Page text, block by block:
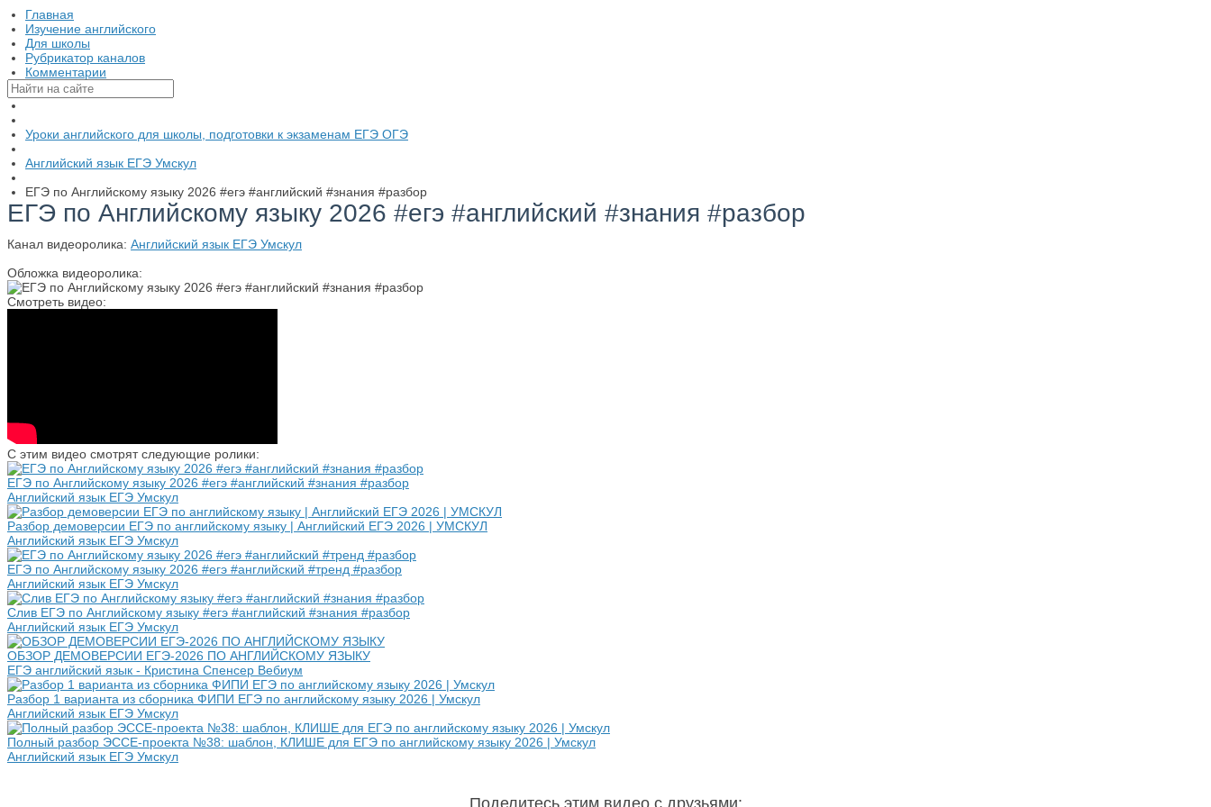
Главная
Изучение английского
Для школы
Рубрикатор каналов
Комментарии
Уроки английского для школы, подготовки к экзаменам ЕГЭ ОГЭ
Английский язык ЕГЭ Умскул
ЕГЭ по Английскому языку 2026 #егэ #английский #знания #разбор
ЕГЭ по Английскому языку 2026 #егэ #английский #знания #разбор
Канал видеоролика: Английский язык ЕГЭ Умскул
Обложка видеоролика:
Смотреть видео:
С этим видео смотрят следующие ролики:
ЕГЭ по Английскому языку 2026 #егэ #английский #знания #разбор
Английский язык ЕГЭ Умскул
Разбор демоверсии ЕГЭ по английскому языку | Английский ЕГЭ 2026 | УМСКУЛ
Английский язык ЕГЭ Умскул
ЕГЭ по Английскому языку 2026 #егэ #английский #тренд #разбор
Английский язык ЕГЭ Умскул
Слив ЕГЭ по Английскому языку #егэ #английский #знания #разбор
Английский язык ЕГЭ Умскул
ОБЗОР ДЕМОВЕРСИИ ЕГЭ-2026 ПО АНГЛИЙСКОМУ ЯЗЫКУ
ЕГЭ английский язык - Кристина Спенсер Вебиум
Разбор 1 варианта из сборника ФИПИ ЕГЭ по английскому языку 2026 | Умскул
Английский язык ЕГЭ Умскул
Полный разбор ЭССЕ-проекта №38: шаблон, КЛИШЕ для ЕГЭ по английскому языку 2026 | Умскул
Английский язык ЕГЭ Умскул
Поделитесь этим видео с друзьями: